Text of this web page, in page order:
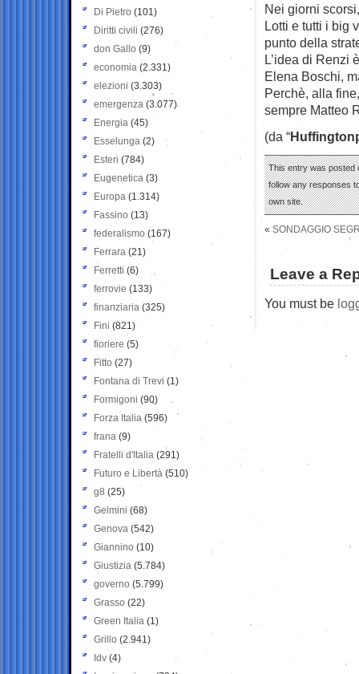
Nei giorni
Lotti e tutti i big
punto della
L’idea di Renzi
Elena Boschi,
Perchè, alla
sempre Matteo
(da “
This entry was posted
follow any responses
own site.
« SONDAGGIO
Leave a
You must be
Di Pietro (101)
Diritti civili (276)
don Gallo (9)
economia (2.331)
elezioni (3.303)
emergenza (3.077)
Energia (45)
Esselunga (2)
Esteri (784)
Eugenetica (3)
Europa (1.314)
Fassino (13)
federalismo (167)
Ferrara (21)
Ferretti (6)
ferrovie (133)
finanziaria (325)
Fini (821)
fioriere (5)
Fitto (27)
Fontana di Trevi (1)
Formigoni (90)
Forza Italia (596)
frana (9)
Fratelli d'Italia (291)
Futuro e Libertà (510)
g8 (25)
Gelmini (68)
Genova (542)
Giannino (10)
Giustizia (5.784)
governo (5.799)
Grasso (22)
Green Italia (1)
Grillo (2.941)
Idv (4)